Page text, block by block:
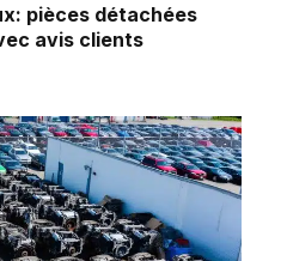
pièces détachées
avis clients